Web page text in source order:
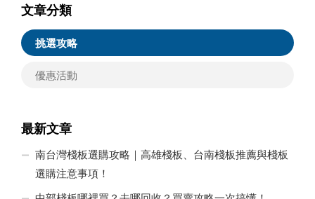
文章分類
挑選攻略
優惠活動
最新文章
南台灣棧板選購攻略｜高雄棧板、台南棧板推薦與棧板
選購注意事項！